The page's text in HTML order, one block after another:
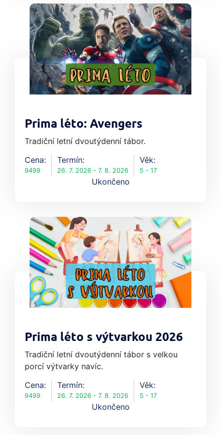
Prima léto: Avengers
Tradiční letní dvoutýdenní tábor.
Cena:
9499
Termín:
26. 7. 2026 - 7. 8. 2026
Věk:
5 - 17
Ukončeno
Prima léto s výtvarkou 2026
Tradiční letní dvoutýdenní tábor s velkou
porcí výtvarky navíc.
Cena:
9499
Termín:
26. 7. 2026 - 7. 8. 2026
Věk:
5 - 17
Ukončeno